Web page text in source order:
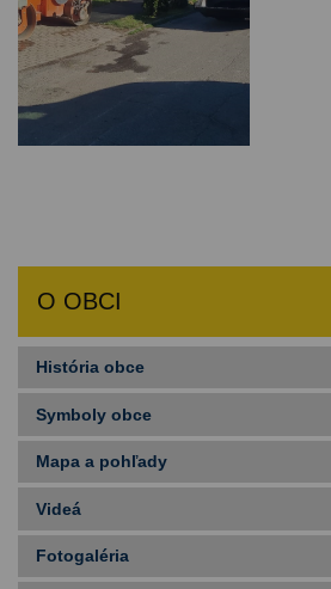
O OBCI
História obce
Symboly obce
Mapa a pohľady
Videá
Fotogaléria